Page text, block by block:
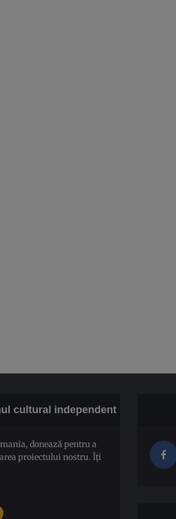
cultural independent
donează pentru a
proiectului nostru. Îți